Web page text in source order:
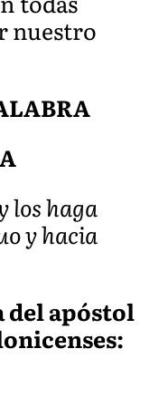
nuestro
los haga
y hacia
del apóstol